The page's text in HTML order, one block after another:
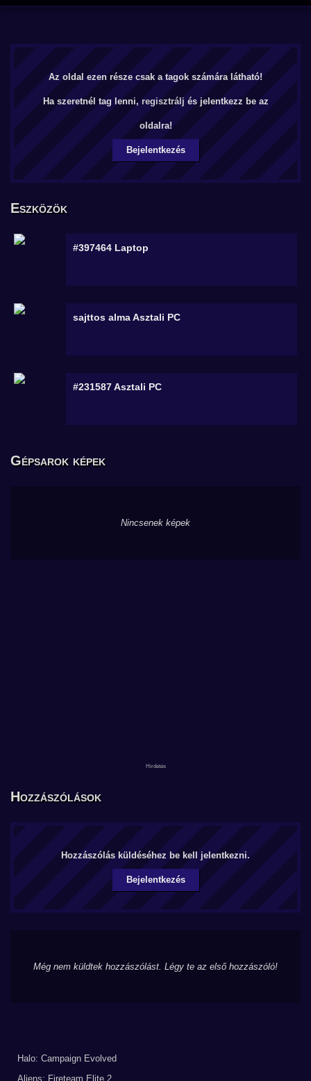
Az oldal ezen része csak a tagok számára látható!
Ha szeretnél tag lenni, regisztrálj és jelentkezz be az
oldalra!
Bejelentkezés
Eszközök
#397464 Laptop
sajttos almaAsztali PC
#231587Asztali PC
Gépsarok képek
Nincsenek képek
Hozzászólások
Hozzászólás küldéséhez be kell jelentkezni.
Bejelentkezés
Még nem küldtek hozzászólást. Légy te az első hozzászóló!
Halo: Campaign Evolved
Aliens: Fireteam Elite 2